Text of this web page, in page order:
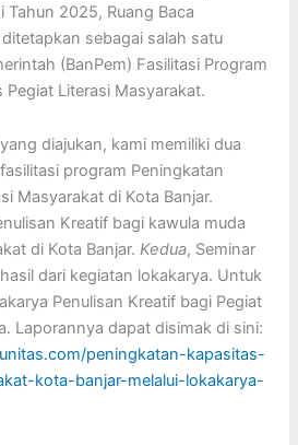
Tahun 2025, Ruang Baca
sebagai salah satu
(BanPem) Fasilitasi Program
Literasi Masyarakat.
diajukan, kami memiliki dua
program Peningkatan
Masyarakat di Kota Banjar.
Kreatif bagi kawula muda
di Kota Banjar.Kedua, Seminar
dari kegiatan lokakarya. Untuk
Penulisan Kreatif bagi Pegiat
Laporannya dapat disimak di sini:
peningkatan-kapasitas-
kota-banjar-melalui-lokakarya-